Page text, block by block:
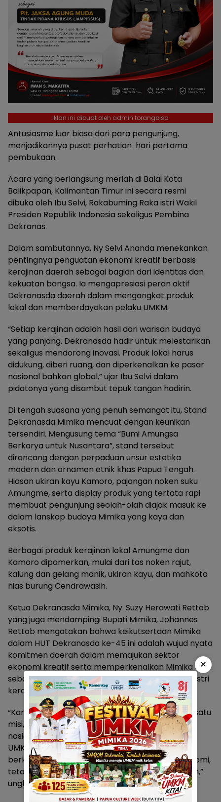
Iklan ini dibuat oleh admin torangbisa
Antusiasme luar biasa dari para pengunjung,
menjadikannya pusat perhatian hari pertama
pembukaan.
Acara yang berlangsung meriah di Balai Kota
Balikpapan, Kalimantan Timur ini secara resmi
dibuka oleh Ibu Selvi, Rakabuming Raka istri Wakil
Presiden Republik Indonesia sekaligus Pembina
Dekranas.
Dalam sambutannya, Ny Selvi Ananda menekankan
pentingnya penguatan ekonomi kreatif berbasis
kerajinan daerah sebagai bagian dari identitas dan
kekuatan bangsa. Ia mengapresiasi peran aktif
Dekranasda daerah dalam mengangkat produk
lokal dan memberdayakan pelaku UMKM.
“Setiap kerajinan adalah hasil dari warisan budaya
yang panjang. Dekranasda hadir untuk melestarikan
sekaligus mendorong inovasi. Produk lokal harus
didukung, diberi ruang, dan diperkenalkan ke pasar
nasional bahkan global,” ujar Ibu Selvi dalam
pidatonya yang disambut tepuk tangan hadirin.
Di tengah suasana yang penuh semangat itu, Stand
Dekranasda Mimika mencuat dengan keunikan
tersendiri. Mengusung tema “Bumi Amungsa
Berkarya untuk Nusantara”, stand tersebut
dirancang dengan perpaduan unsur estetika
modern dan ornamen etnik khas Papua Tengah.
Hiasan ukiran kayu Kamoro, pajangan noken suku
Amungme, serta display produk yang tertata rapi
membuat pengunjung seolah-olah diajak masuk ke
dalam lanskap budaya Mimika yang kaya dan
eksotis.
Berbagai produk kerajinan lokal Amungme dan
Kamoro dipamerkan, mulai dari tas noken rajut,
kalung dan gelang manik, ukiran kayu, dan mahkota
hias burung Cendrawasih.
Ketua Dekranasda Mimika, Ny. Suzy Herawati Rettob
yang juga mendampingi Bupati Mimika, Johannes
Rettob mengatakan bahwa keikutsertaan Mimika
dalam HUT Dekranasda ke-45 ini adalah wujud nyata
komitmen daerah dalam memajukan sektor
ekonomi kreatif serta memperkenalkan Mimika
sebagai daerah dengan potensi budaya dan industri
kerajinan yang sangat kuat.
“Kami datang dari ujung timur Indonesia dengan satu
misi, yaitu membawa Mimika hadir di panggung
nasional. Kami ingin menunjukkan bahwa pelaku
UMKM Mimika mampu menghasilkan produk
berkualitas tinggi yang tidak hanya bernilai ekonomi,
tetapi juga mengandung nilai budaya yang dalam,”
ungkap Suzy.
×